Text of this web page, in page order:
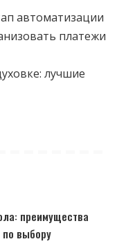
автоматизации
платежи
лучшие
преимущества
выбору